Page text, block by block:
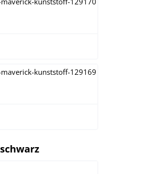
schwarzauswählen